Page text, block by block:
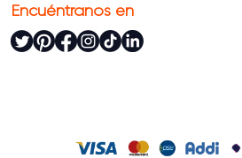
Encuéntranos en